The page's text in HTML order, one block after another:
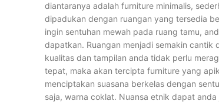
diantaranya adalah furniture minimalis,
dipadukan dengan ruangan yang tersedia
ingin sentuhan mewah pada ruang tamu,
dapatkan. Ruangan menjadi semakin cantik
kualitas dan tampilan anda tidak perlu
tepat, maka akan tercipta furniture yang
menciptakan suasana berkelas dengan
saja, warna coklat. Nuansa etnik dapat